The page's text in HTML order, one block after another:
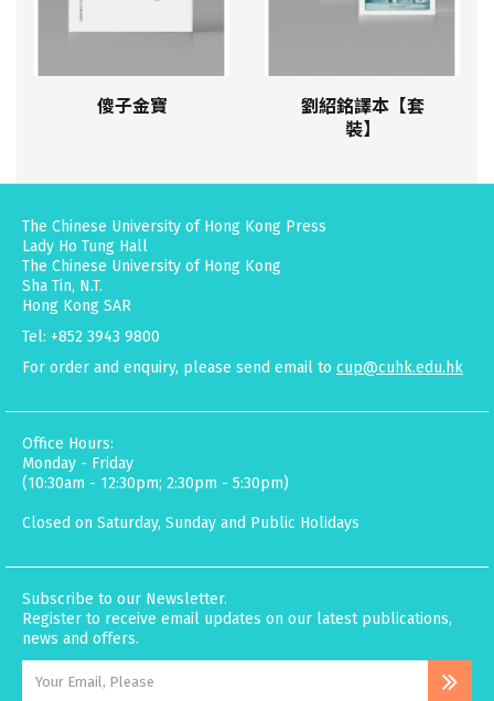
傻子金寶
劉紹銘譯本【套
裝】
The Chinese University of Hong Kong Press
Lady Ho Tung Hall
The Chinese University of Hong Kong
Sha Tin, N.T.
Hong Kong SAR
Tel: +852 3943 9800
For order and enquiry, please send email to cup@cuhk.edu.hk
Office Hours:
Monday - Friday
(10:30am - 12:30pm; 2:30pm - 5:30pm)
Closed on Saturday, Sunday and Public Holidays
Subscribe to our Newsletter.
Register to receive email updates on our latest publications,
news and offers.